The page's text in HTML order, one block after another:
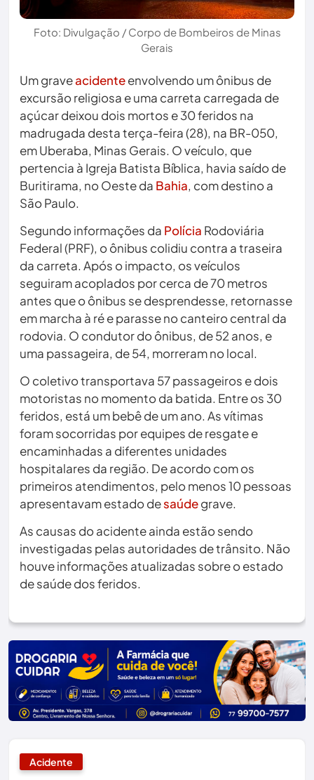
Foto: Divulgação / Corpo de Bombeiros de Minas
Gerais
Um graveacidenteenvolvendo um ônibus de
excursão religiosa e uma carreta carregada de
açúcar deixou dois mortos e 30 feridos na
madrugada desta terça-feira (28), na BR-050,
em Uberaba, Minas Gerais. O veículo, que
pertencia à Igreja Batista Bíblica, havia saído de
Buritirama, no Oeste da Bahia, com destino a
São Paulo.
Segundo informações da Polícia Rodoviária
Federal (PRF), o ônibus colidiu contra a traseira
da carreta. Após o impacto, os veículos
seguiram acoplados por cerca de 70 metros
antes que o ônibus se desprendesse, retornasse
em marcha à ré e parasse no canteiro central da
rodovia. O condutor do ônibus, de 52 anos, e
uma passageira, de 54, morreram no local.
O coletivo transportava 57 passageiros e dois
motoristas no momento da batida. Entre os 30
feridos, está um bebê de um ano. As vítimas
foram socorridas por equipes de resgate e
encaminhadas a diferentes unidades
hospitalares da região. De acordo com os
primeiros atendimentos, pelo menos 10 pessoas
apresentavam estado desaúdegrave.
As causas do acidente ainda estão sendo
investigadas pelas autoridades de trânsito. Não
houve informações atualizadas sobre o estado
de saúde dos feridos.
Acidente